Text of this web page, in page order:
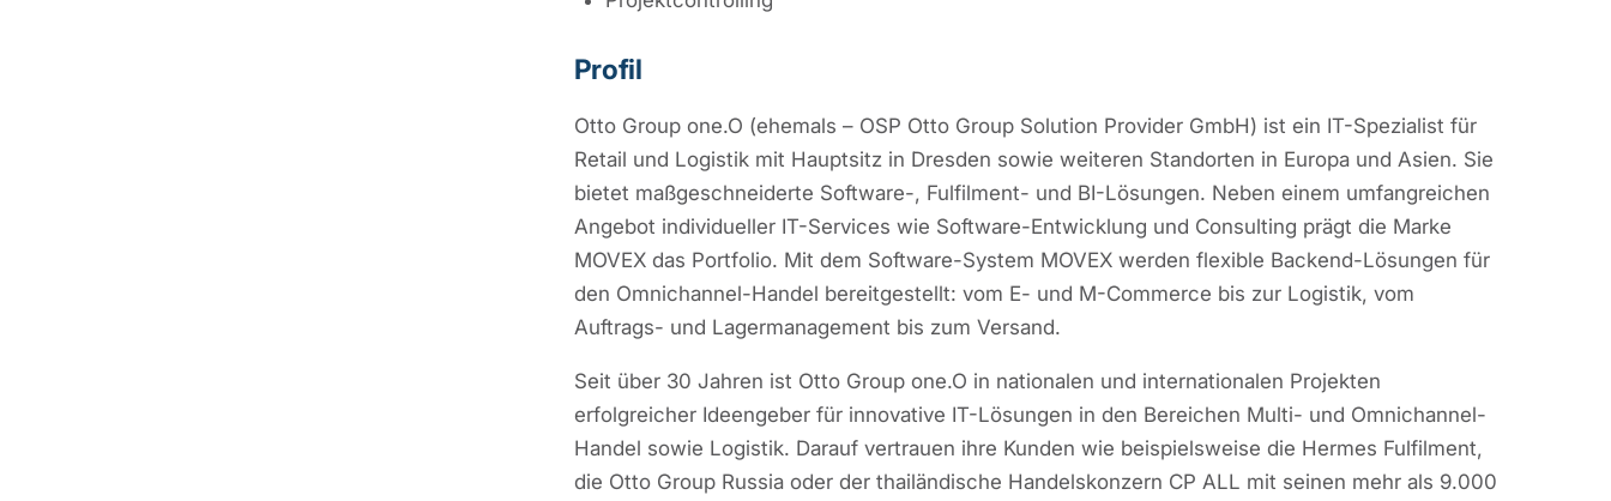
Profil
Otto Group one.O (ehemals – OSP Otto Group Solution Provider GmbH) ist ein IT-Spezialist für
Retail und Logistik mit Hauptsitz in Dresden sowie weiteren Standorten in Europa und Asien. Sie
bietet maßgeschneiderte Software-, Fulfilment- und BI-Lösungen. Neben einem umfangreichen
Angebot individueller IT-Services wie Software-Entwicklung und Consulting prägt die Marke
MOVEX das Portfolio. Mit dem Software-System MOVEX werden flexible Backend-Lösungen für
den Omnichannel-Handel bereitgestellt: vom E- und M-Commerce bis zur Logistik, vom
Auftrags- und Lagermanagement bis zum Versand.
Seit über 30 Jahren ist Otto Group one.O in nationalen und internationalen Projekten
erfolgreicher Ideengeber für innovative IT-Lösungen in den Bereichen Multi- und Omnichannel-
Handel sowie Logistik. Darauf vertrauen ihre Kunden wie beispielsweise die Hermes Fulfilment,
die Otto Group Russia oder der thailändische Handelskonzern CP ALL mit seinen mehr als 9.000